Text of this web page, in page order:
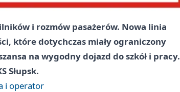
i rozmów pasażerów. Nowa linia
które dotychczas miały ograniczony
na wygodny dojazd do szkół i pracy.
Słupsk.
i operator